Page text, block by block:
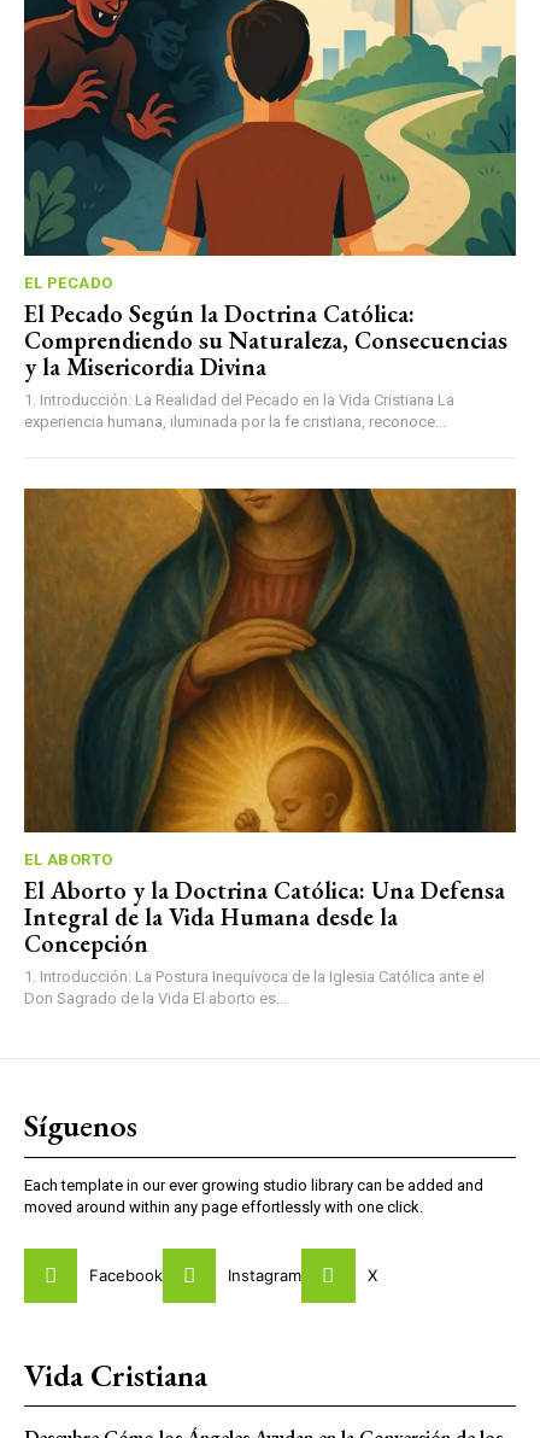
EL PECADO
El Pecado Según la Doctrina Católica:
Comprendiendo su Naturaleza, Consecuencias
y la Misericordia Divina
1. Introducción: La Realidad del Pecado en la Vida Cristiana La
experiencia humana, iluminada por la fe cristiana, reconoce...
EL ABORTO
El Aborto y la Doctrina Católica: Una Defensa
Integral de la Vida Humana desde la
Concepción
1. Introducción: La Postura Inequívoca de la Iglesia Católica ante el
Don Sagrado de la Vida El aborto es...
Síguenos
Each template in our ever growing studio library can be added and
moved around within any page effortlessly with one click.
Facebook Instagram X
Vida Cristiana